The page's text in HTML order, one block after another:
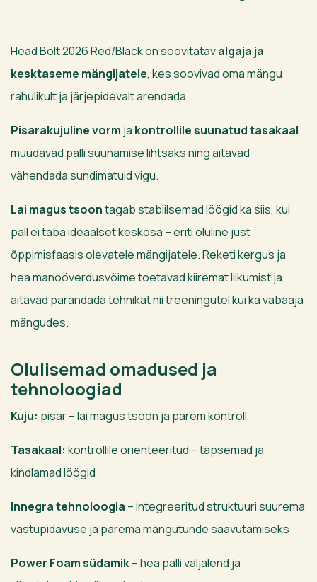
Head Bolt 2026 Red/Black on soovitatavalgaja ja
kesktaseme mängijatele, kes soovivad oma mängu
rahulikult ja järjepidevalt arendada.
Pisarakujuline vorm ja kontrollile suunatud tasakaal
muudavad palli suunamise lihtsaks ning aitavad
vähendada sundimatuid vigu.
Lai magus tsoontagab stabiilsemad löögid ka siis, kui
pall ei taba ideaalset keskosa – eriti oluline just
õppimisfaasis olevatele mängijatele. Reketi kergus ja
hea manööverdusvõime toetavad kiiremat liikumist ja
aitavad parandada tehnikat nii treeningutel kui ka vabaaja
mängudes.
Olulisemad omadused ja
tehnoloogiad
Kuju: pisar – lai magus tsoon ja parem kontroll
Tasakaal: kontrollile orienteeritud – täpsemad ja
kindlamad löögid
Innegra tehnoloogia – integreeritud struktuuri suurema
vastupidavuse ja parema mängutunde saavutamiseks
Power Foam südamik– hea palli väljalend ja